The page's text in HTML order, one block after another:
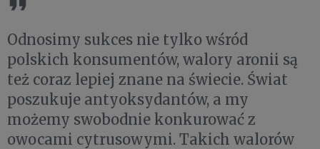
Odnosimy sukces nie tylko wśród
polskich konsumentów, walory aronii są
też coraz lepiej znane na świecie. Świat
poszukuje antyoksydantów, a my
możemy swobodnie konkurować z
owocami cytrusowymi. Takich walorów